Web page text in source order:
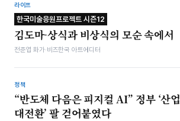
라이프
한국미술응원프로젝트 시즌12
김도마-상식과 비상식의 모순 속에서
전준엽 화가·비즈한국 아트에디터
정책
“반도체 다음은 피지컬 AI” 정부 ‘산업
대전환’ 팔 걷어붙였다